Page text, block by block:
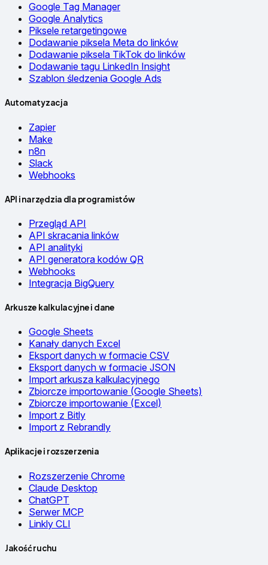
Google Tag Manager
Google Analytics
Piksele retargetingowe
Dodawanie piksela Meta do linków
Dodawanie piksela TikTok do linków
Dodawanie tagu LinkedIn Insight
Szablon śledzenia Google Ads
Automatyzacja
Zapier
Make
n8n
Slack
Webhooks
API i narzędzia dla programistów
Przegląd API
API skracania linków
API analityki
API generatora kodów QR
Webhooks
Integracja BigQuery
Arkusze kalkulacyjne i dane
Google Sheets
Kanały danych Excel
Eksport danych w formacie CSV
Eksport danych w formacie JSON
Import arkusza kalkulacyjnego
Zbiorcze importowanie (Google Sheets)
Zbiorcze importowanie (Excel)
Import z Bitly
Import z Rebrandly
Aplikacje i rozszerzenia
Rozszerzenie Chrome
Claude Desktop
ChatGPT
Serwer MCP
Linkly CLI
Jakość ruchu